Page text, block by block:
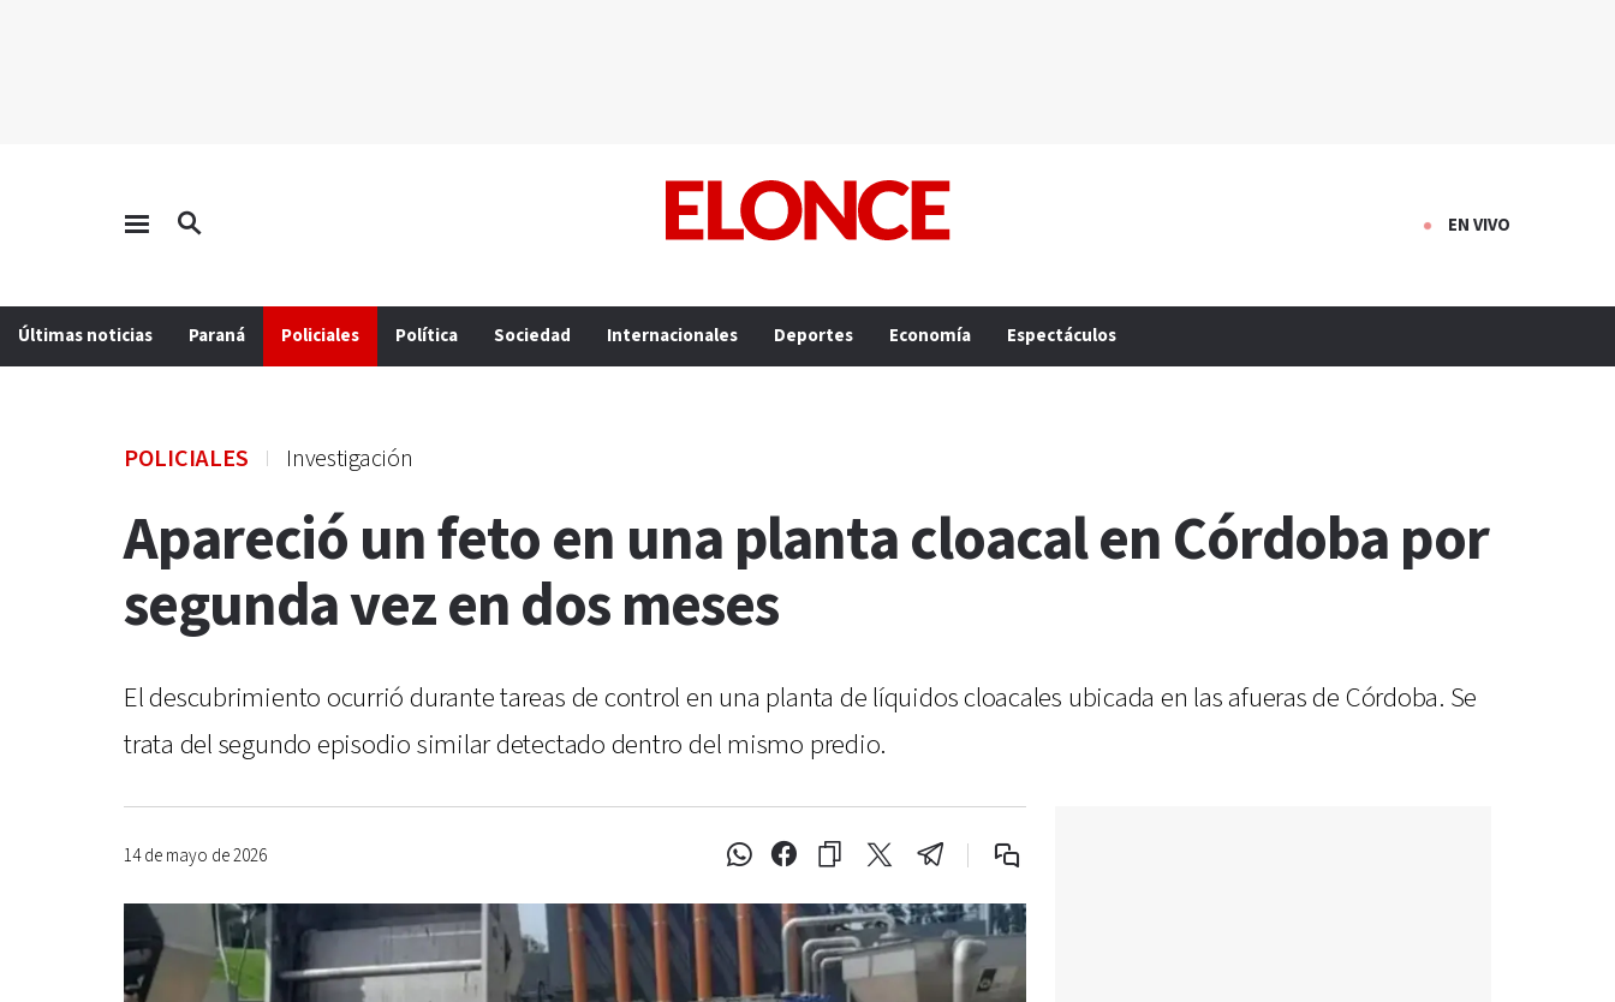
EN VIVO
Últimas noticias Paraná Policiales Política Sociedad Internacionales Deportes Economía Espectáculos
POLICIALES Investigación
Apareció un feto en una planta cloacal en Córdoba por
segunda vez en dos meses
El descubrimiento ocurrió durante tareas de control en una planta de líquidos cloacales ubicada en las afueras de Córdoba. Se
trata del segundo episodio similar detectado dentro del mismo predio.
14 de mayo de 2026